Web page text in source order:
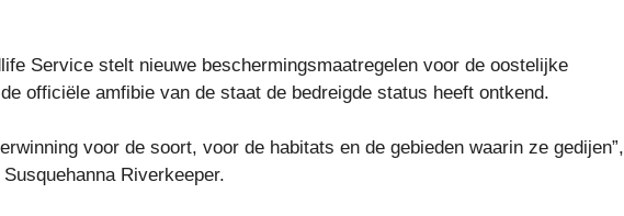
Service stelt nieuwe beschermingsmaatregelen voor de oostelijke
officiële amfibie van de staat de bedreigde status heeft ontkend.
voor de soort, voor de habitats en de gebieden waarin ze gedijen”,
Riverkeeper.